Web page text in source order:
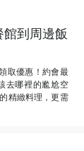
到周邊飯
取優惠！約會最
去哪裡的尷尬空
精緻料理，更需